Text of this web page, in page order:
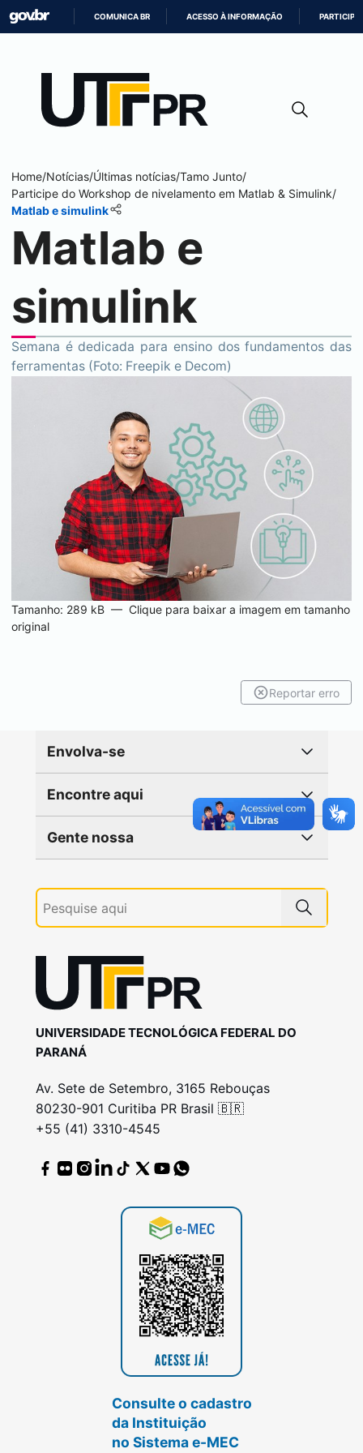
CONTEÚDO
COMUNICA BR ACESSO À INFORMAÇÃO PARTICIPE
Home/Notícias/Últimas notícias/Tamo Junto/
Participe do Workshop de nivelamento em Matlab & Simulink/
Matlab e simulink
Matlab e
simulink
Semana é dedicada para ensino dos fundamentos das
ferramentas (Foto: Freepik e Decom)
Tamanho: 289 kB — Clique para baixar a imagem em tamanho
original
Reportar erro
Envolva-se
Encontre aqui
Gente nossa
UNIVERSIDADE TECNOLÓGICA FEDERAL DO
PARANÁ
Av. Sete de Setembro, 3165 Rebouças
80230-901 Curitiba PR Brasil 🇧🇷
+55 (41) 3310-4545
Consulte o cadastro
da Instituição
no Sistema e-MEC